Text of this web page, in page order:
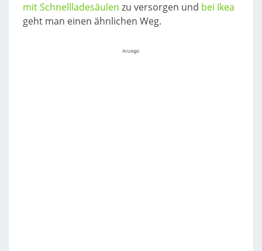
mit Schnellladesäulen zu versorgen und bei Ikea
geht man einen ähnlichen Weg.
Anzeige: